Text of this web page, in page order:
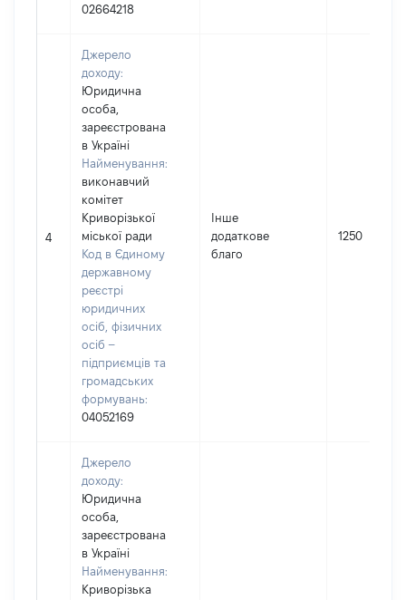
02664218
4
Джерело
доходу:
Юридична
особа,
зареєстрована
в Україні
Найменування:
виконавчий
комітет
Криворізької
міської ради
Код в Єдиному
державному
реєстрі
юридичних
осіб, фізичних
осіб –
підприємців та
громадських
формувань:
04052169
Інше
додаткове
благо
1250
Джерело
доходу:
Юридична
особа,
зареєстрована
в Україні
Найменування:
Криворізька